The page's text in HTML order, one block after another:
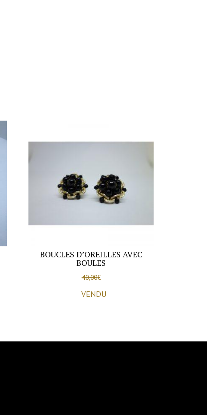
BOUCLES D’OREILLES AVEC
BOULES
40,00€
VENDU